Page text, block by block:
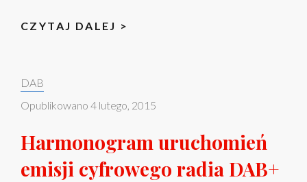
CZYTAJ DALEJ >
POLSCE
Categories:
DAB
Opublikowano 4 lutego, 2015
Harmonogram uruchomień
emisji cyfrowego radia DAB+